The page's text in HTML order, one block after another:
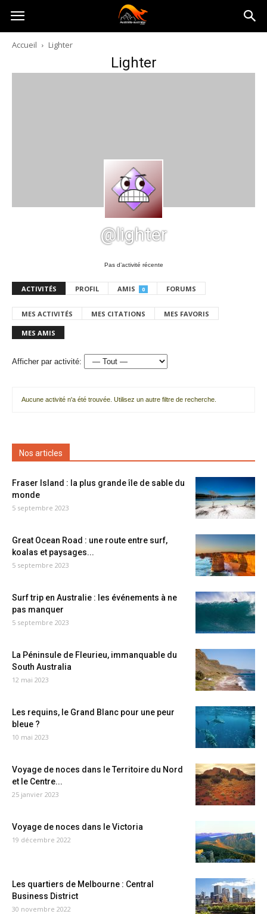
Australia-
australie.com
Accueil Lighter
Lighter
@lighter
Pas d’activité récente
ACTIVITÉS PROFIL AMIS 0 FORUMS
MES ACTIVITÉS MES CITATIONS MES FAVORIS
MES AMIS
Afficher par activité:
Aucune activité n'a été trouvée. Utilisez un autre filtre de recherche.
Nos articles
Fraser Island : la plus grande île de sable du
monde
5 septembre 2023
Great Ocean Road : une route entre surf,
koalas et paysages...
5 septembre 2023
Surf trip en Australie : les événements à ne
pas manquer
5 septembre 2023
La Péninsule de Fleurieu, immanquable du
South Australia
12 mai 2023
Les requins, le Grand Blanc pour une peur
bleue ?
10 mai 2023
Voyage de noces dans le Territoire du Nord
et le Centre...
25 janvier 2023
Voyage de noces dans le Victoria
19 décembre 2022
Les quartiers de Melbourne : Central
Business District
30 novembre 2022